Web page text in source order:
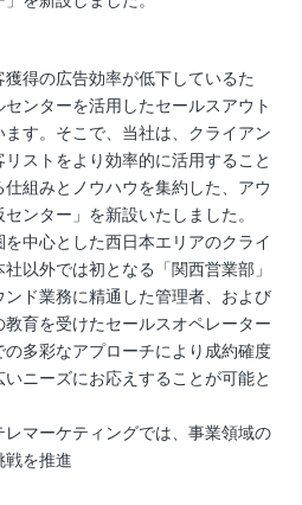
得の広告効率が低下しているた
ンターを活用したセールスアウト
す。そこで、当社は、クライアン
ストをより効率的に活用すること
組みとノウハウを集約した、アウ
ンター」を新設いたしました。
を中心とした西日本エリアのクライ
以外では初となる「関西営業部」
ド業務に精通した管理者、および
育を受けたセールスオペレーター
多彩なアプローチにより成約確度
ニーズにお応えすることが可能と
マーケティングでは、事業領域の
戦を推進